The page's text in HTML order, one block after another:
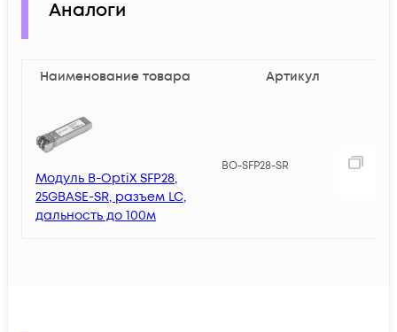
Аналоги
Наименование товара Артикул
Модуль B-OptiX SFP28,
25GBASE-SR, разъем LC,
дальность до 100м
BO-SFP28-SR